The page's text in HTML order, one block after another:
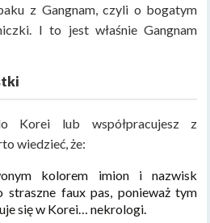
z Gangnam, czyli o bogatym
I to jest właśnie Gangnam
Korei lub współpracujesz z
wiedzieć, że:
kolorem imion i nazwisk
straszne faux pas, ponieważ tym
się w Korei… nekrologi.